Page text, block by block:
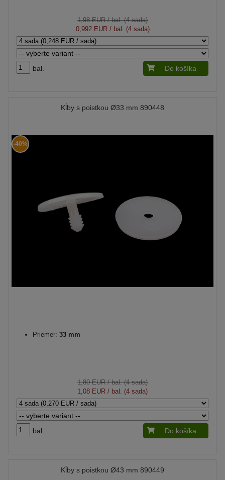
1,98 EUR/ bal. (4 sada)
0,992 EUR/ bal. (4 sada)
bal. Do košíka
Kĺby s poistkou Ø33 mm 890448
-40%
Priemer: 33 mm
1,80 EUR/ bal. (4 sada)
1,08 EUR / bal. (4 sada)
bal. Do košíka
Kĺby s poistkou Ø43 mm 890449